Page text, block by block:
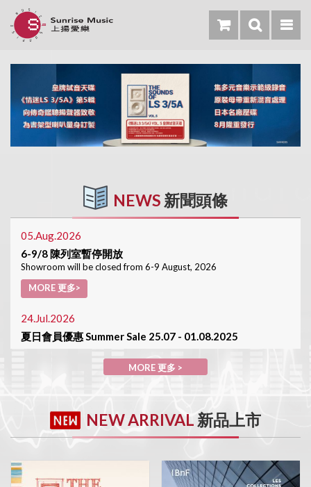
NEWS 新聞頭條
05.Aug.2026
6-9/8 陳列室暫停開放
Showroom will be closed from 6-9 August, 2026
MORE 更多>
24.Jul.2026
夏日會員優惠 Summer Sale 25.07 - 01.08.2025
MORE 更多>
MORE 更多 >
NEW ARRIVAL 新品上市